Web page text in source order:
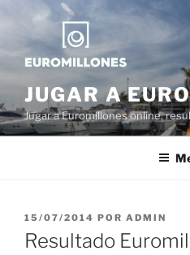
contenido
JUGAR A
Jugar a Euromillones online,
PUBLICADO
EL
15/07/2014 POR ADMIN
Resultado